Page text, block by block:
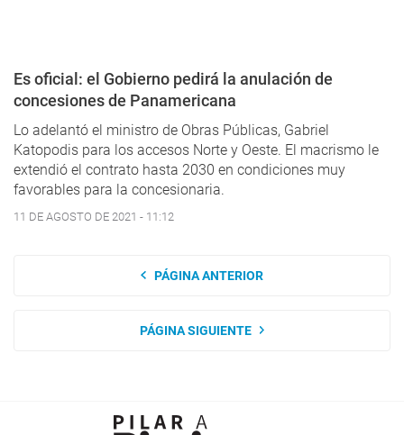
Es oficial: el Gobierno pedirá la anulación de
concesiones de Panamericana
Lo adelantó el ministro de Obras Públicas, Gabriel
Katopodis para los accesos Norte y Oeste. El macrismo le
extendió el contrato hasta 2030 en condiciones muy
favorables para la concesionaria.
11 DE AGOSTO DE 2021 - 11:12
PÁGINA ANTERIOR
PÁGINA SIGUIENTE